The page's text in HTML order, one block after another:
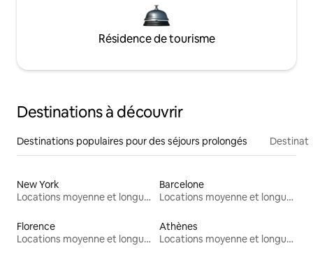
Résidence de tourisme
Destinations à découvrir
Destinations populaires pour des séjours prolongés
New York
Locations moyenne et longue durée
Barcelone
Locations moyenne et longue durée
Florence
Locations moyenne et longue durée
Athènes
Locations moyenne et longue durée